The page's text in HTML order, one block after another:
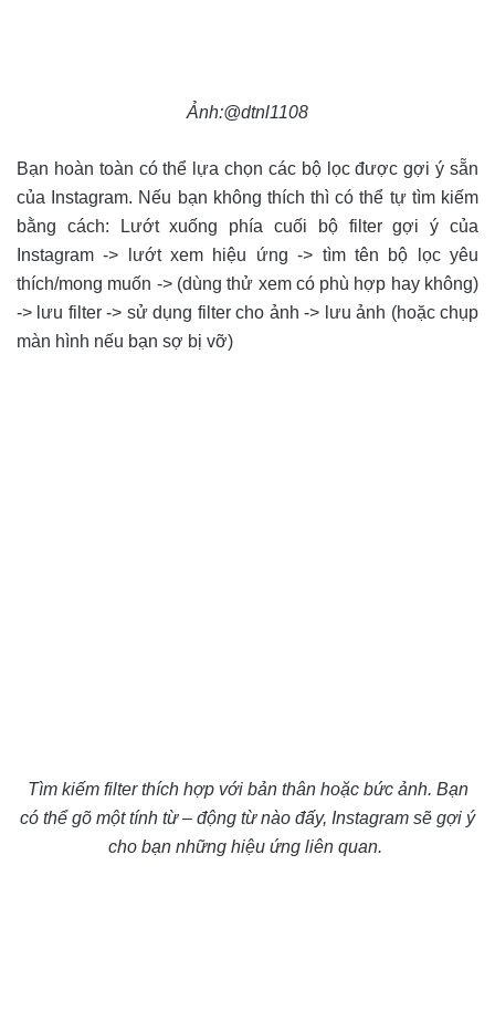
Ảnh:@dtnl1108
Bạn hoàn toàn có thể lựa chọn các bộ lọc được gợi ý sẵn
của Instagram. Nếu bạn không thích thì có thể tự tìm kiếm
bằng cách:
Lướt xuống phía cuối bộ filter gợi ý của
Instagram -> lướt xem hiệu ứng -> tìm tên bộ lọc yêu
thích/mong muốn -> (dùng thử xem có phù hợp hay không)
-> lưu filter -> sử dụng filter cho ảnh -> lưu ảnh (hoặc chụp
màn hình nếu bạn sợ bị vỡ)
Tìm kiếm filter thích hợp với bản thân hoặc bức ảnh. Bạn
có thể gõ một tính từ – động từ nào đấy, Instagram sẽ gợi ý
cho bạn những hiệu ứng liên quan.